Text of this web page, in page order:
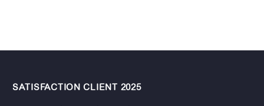
SATISFACTION CLIENT 2025